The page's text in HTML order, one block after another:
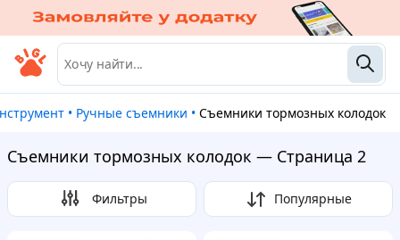
• Ручные съемники • Съемники тормозных колодок
Съемники тормозных колодок — Страница 2
Фильтры Популярные